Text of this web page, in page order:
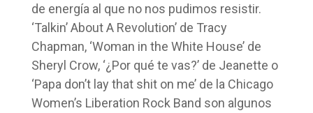
de energía al que no nos pudimos resistir.
‘Talkin’ About A Revolution’ de Tracy
Chapman, ‘Woman in the White House’ de
Sheryl Crow, ‘¿Por qué te vas?’ de Jeanette o
‘Papa don’t lay that shit on me’ de la Chicago
Women’s Liberation Rock Band son algunos